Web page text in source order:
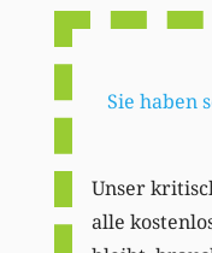
Sie haben
Unser
alle